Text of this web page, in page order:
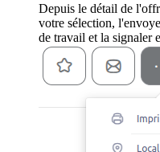
Depuis le détail de
votre sélection,
de travail et la signaler